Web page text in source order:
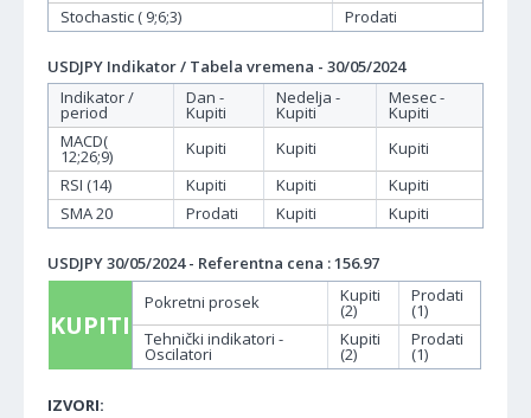
Stochastic ( 9;6;3)
Prodati
USDJPY Indikator / Tabela vremena - 30/05/2024
Indikator /
period
Dan -
Kupiti
Nedelja -
Kupiti
Mesec -
Kupiti
MACD(
12;26;9) Kupiti Kupiti
Kupiti
RSI (14)
Kupiti Kupiti
Kupiti
SMA 20
Prodati Kupiti Kupiti
USDJPY 30/05/2024 - Referentna cena : 156.97
KUPITI
Pokretni prosek Kupiti
(2)
Prodati
(1)
Tehnički indikatori -
Oscilatori
Kupiti
(2)
Prodati
(1)
IZVORI: